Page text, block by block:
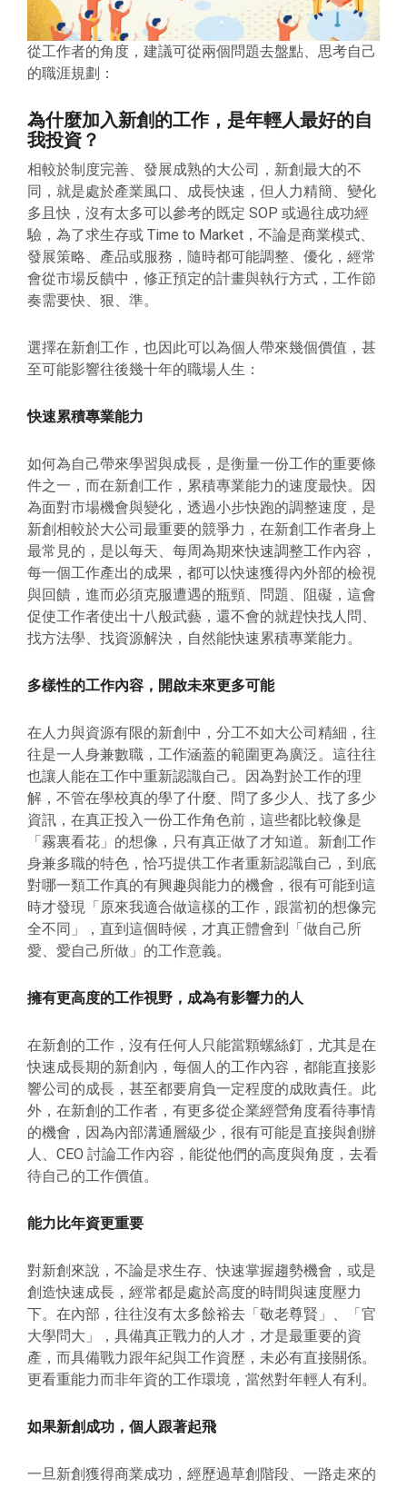
從工作者的角度，建議可從兩個問題去盤點、思考自己
的職涯規劃：
為什麼加入新創的工作，是年輕人最好的自
我投資？
相較於制度完善、發展成熟的大公司，新創最大的不
同，就是處於產業風口、成長快速，但人力精簡、變化
多且快，沒有太多可以參考的既定 SOP 或過往成功經
驗，為了求生存或 Time to Market，不論是商業模式、
發展策略、產品或服務，隨時都可能調整、優化，經常
會從市場反饋中，修正預定的計畫與執行方式，工作節
奏需要快、狠、準。
選擇在新創工作，也因此可以為個人帶來幾個價值，甚
至可能影響往後幾十年的職場人生：
快速累積專業能力
如何為自己帶來學習與成長，是衡量一份工作的重要條
件之一，而在新創工作，累積專業能力的速度最快。因
為面對市場機會與變化，透過小步快跑的調整速度，是
新創相較於大公司最重要的競爭力，在新創工作者身上
最常見的，是以每天、每周為期來快速調整工作內容，
每一個工作產出的成果，都可以快速獲得內外部的檢視
與回饋，進而必須克服遭遇的瓶頸、問題、阻礙，這會
促使工作者使出十八般武藝，還不會的就趕快找人問、
找方法學、找資源解決，自然能快速累積專業能力。
多樣性的工作內容，開啟未來更多可能
在人力與資源有限的新創中，分工不如大公司精細，往
往是一人身兼數職，工作涵蓋的範圍更為廣泛。這往往
也讓人能在工作中重新認識自己。因為對於工作的理
解，不管在學校真的學了什麼、問了多少人、找了多少
資訊，在真正投入一份工作角色前，這些都比較像是
「霧裏看花」的想像，只有真正做了才知道。新創工作
身兼多職的特色，恰巧提供工作者重新認識自己，到底
對哪一類工作真的有興趣與能力的機會，很有可能到這
時才發現「原來我適合做這樣的工作，跟當初的想像完
全不同」，直到這個時候，才真正體會到「做自己所
愛、愛自己所做」的工作意義。
擁有更高度的工作視野，成為有影響力的人
在新創的工作，沒有任何人只能當顆螺絲釘，尤其是在
快速成長期的新創內，每個人的工作內容，都能直接影
響公司的成長，甚至都要肩負一定程度的成敗責任。此
外，在新創的工作者，有更多從企業經營角度看待事情
的機會，因為內部溝通層級少，很有可能是直接與創辦
人、CEO 討論工作內容，能從他們的高度與角度，去看
待自己的工作價值。
能力比年資更重要
對新創來說，不論是求生存、快速掌握趨勢機會，或是
創造快速成長，經常都是處於高度的時間與速度壓力
下。在內部，往往沒有太多餘裕去「敬老尊賢」、「官
大學問大」，具備真正戰力的人才，才是最重要的資
產，而具備戰力跟年紀與工作資歷，未必有直接關係。
更看重能力而非年資的工作環境，當然對年輕人有利。
如果新創成功，個人跟著起飛
一旦新創獲得商業成功，經歷過草創階段、一路走來的